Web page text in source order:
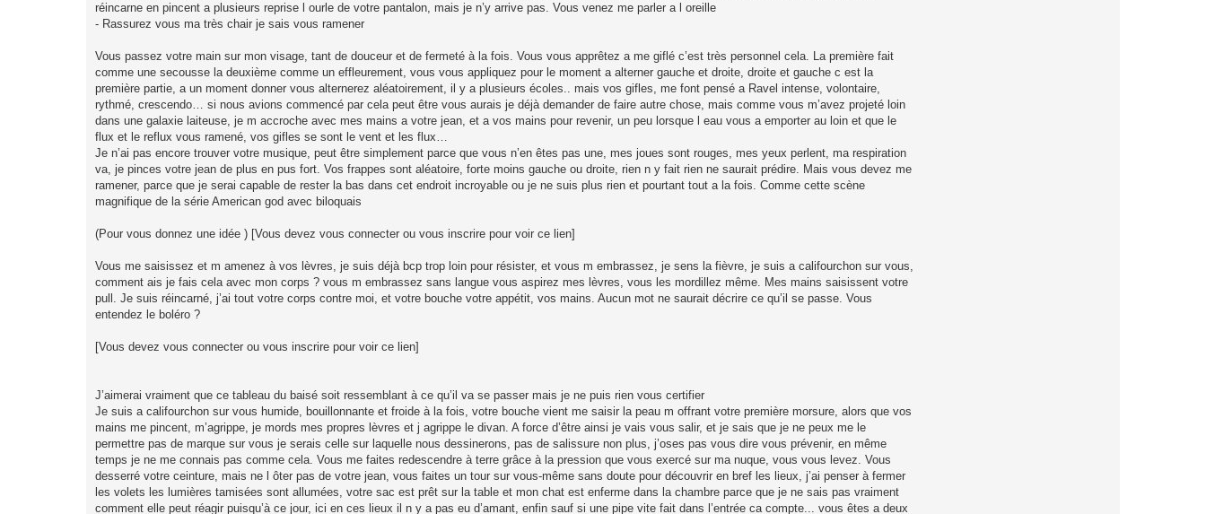
réincarne en pincent a plusieurs reprise l ourle de votre pantalon, mais je n’y arrive pas. Vous venez me parler a l oreille
- Rassurez vous ma très chair je sais vous ramener
Vous passez votre main sur mon visage, tant de douceur et de fermeté à la fois. Vous vous apprêtez a me giflé c’est très personnel cela. La première fait
comme une secousse la deuxième comme un effleurement, vous vous appliquez pour le moment a alterner gauche et droite, droite et gauche c est la
première partie, a un moment donner vous alternerez aléatoirement, il y a plusieurs écoles.. mais vos gifles, me font pensé a Ravel intense, volontaire,
rythmé, crescendo… si nous avions commencé par cela peut être vous aurais je déjà demander de faire autre chose, mais comme vous m’avez projeté loin
dans une galaxie laiteuse, je m accroche avec mes mains a votre jean, et a vos mains pour revenir, un peu lorsque l eau vous a emporter au loin et que le
flux et le reflux vous ramené, vos gifles se sont le vent et les flux…
Je n’ai pas encore trouver votre musique, peut être simplement parce que vous n’en êtes pas une, mes joues sont rouges, mes yeux perlent, ma respiration
va, je pinces votre jean de plus en pus fort. Vos frappes sont aléatoire, forte moins gauche ou droite, rien n y fait rien ne saurait prédire. Mais vous devez me
ramener, parce que je serai capable de rester la bas dans cet endroit incroyable ou je ne suis plus rien et pourtant tout a la fois. Comme cette scène
magnifique de la série American god avec biloquais
(Pour vous donnez une idée ) [Vous devez vous connecter ou vous inscrire pour voir ce lien]
Vous me saisissez et m amenez à vos lèvres, je suis déjà bcp trop loin pour résister, et vous m embrassez, je sens la fièvre, je suis a califourchon sur vous,
comment ais je fais cela avec mon corps ? vous m embrassez sans langue vous aspirez mes lèvres, vous les mordillez même. Mes mains saisissent votre
pull. Je suis réincarné, j’ai tout votre corps contre moi, et votre bouche votre appétit, vos mains. Aucun mot ne saurait décrire ce qu’il se passe. Vous
entendez le boléro ?
[Vous devez vous connecter ou vous inscrire pour voir ce lien]
J’aimerai vraiment que ce tableau du baisé soit ressemblant à ce qu’il va se passer mais je ne puis rien vous certifier
Je suis a califourchon sur vous humide, bouillonnante et froide à la fois, votre bouche vient me saisir la peau m offrant votre première morsure, alors que vos
mains me pincent, m’agrippe, je mords mes propres lèvres et j agrippe le divan. A force d’être ainsi je vais vous salir, et je sais que je ne peux me le
permettre pas de marque sur vous je serais celle sur laquelle nous dessinerons, pas de salissure non plus, j’oses pas vous dire vous prévenir, en même
temps je ne me connais pas comme cela. Vous me faites redescendre à terre grâce à la pression que vous exercé sur ma nuque, vous vous levez. Vous
desserré votre ceinture, mais ne l ôter pas de votre jean, vous faites un tour sur vous-même sans doute pour découvrir en bref les lieux, j’ai penser à fermer
les volets les lumières tamisées sont allumées, votre sac est prêt sur la table et mon chat est enferme dans la chambre parce que je ne sais pas vraiment
comment elle peut réagir puisqu’à ce jour, ici en ces lieux il n y a pas eu d’amant, enfin sauf si une pipe vite fait dans l’entrée ca compte... vous êtes a deux